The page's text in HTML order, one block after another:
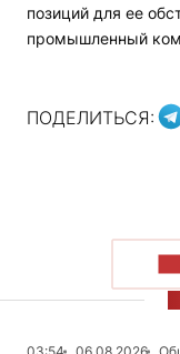
позиций для ее
промышленный
ПОДЕЛИТЬСЯ: